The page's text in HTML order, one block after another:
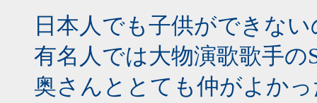
日本人でも子供ができな
有名人では大物演歌歌手
奥さんととても仲がよか